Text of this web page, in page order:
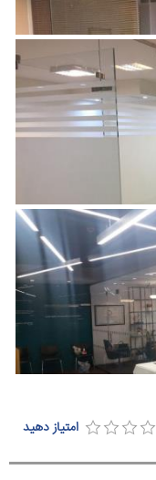
امتیاز دهید